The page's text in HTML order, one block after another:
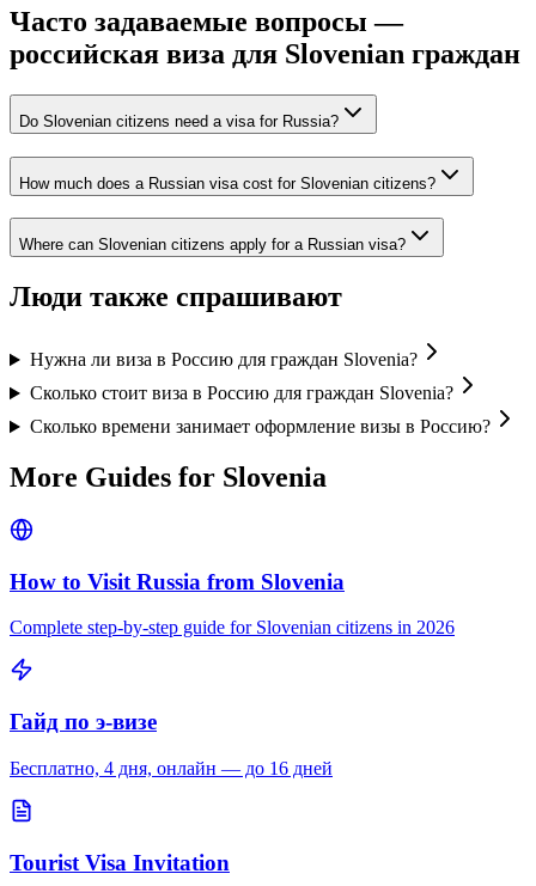
Часто задаваемые вопросы —
российская виза для Slovenian граждан
Do Slovenian citizens need a visa for Russia?
How much does a Russian visa cost for Slovenian citizens?
Where can Slovenian citizens apply for a Russian visa?
Люди также спрашивают
Нужна ли виза в Россию для граждан Slovenia?
Сколько стоит виза в Россию для граждан Slovenia?
Сколько времени занимает оформление визы в Россию?
More Guides for Slovenia
How to Visit Russia from Slovenia
Complete step-by-step guide for Slovenian citizens in 2026
Гайд по э-визе
Бесплатно, 4 дня, онлайн — до 16 дней
Tourist Visa Invitation